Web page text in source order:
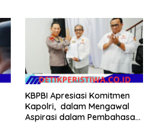
KBPBI Apresiasi Komitmen
Kapolri, dalam Mengawal
Aspirasi dalam Pembahasan